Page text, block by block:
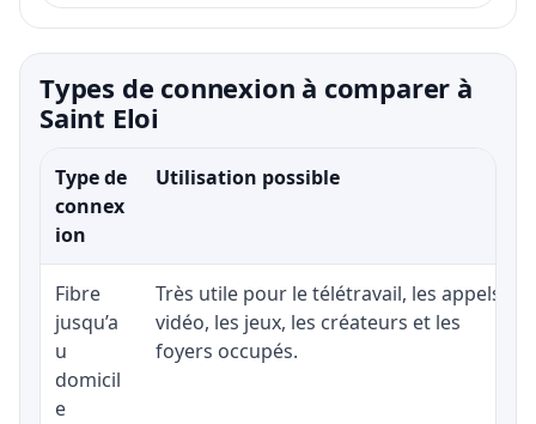
Types de connexion à comparer à
Saint Eloi
Type de
connex
ion
Utilisation possible
Fibre
jusqu’a
u
domicil
e
Très utile pour le télétravail, les appels
vidéo, les jeux, les créateurs et les
foyers occupés.